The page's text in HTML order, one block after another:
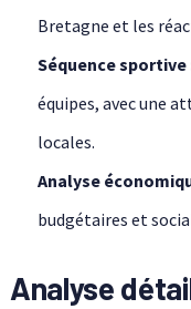
Bretagne et les
Séquence sportive
équipes, avec une
locales.
Analyse
budgétaires et
Analyse